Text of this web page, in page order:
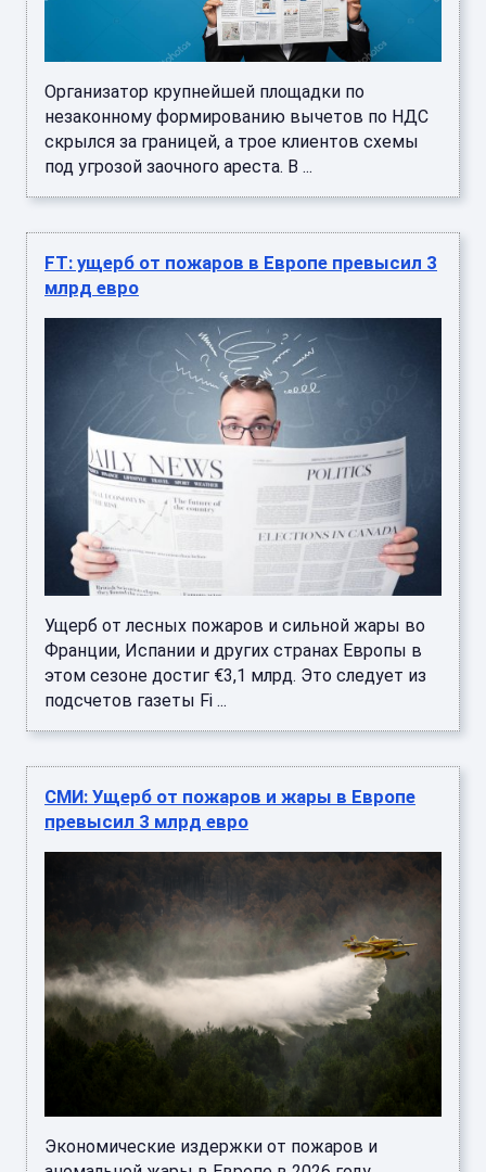
Организатор крупнейшей площадки по
незаконному формированию вычетов по НДС
скрылся за границей, а трое клиентов схемы
под угрозой заочного ареста. В ...
FT: ущерб от пожаров в Европе превысил 3
млрд евро
Ущерб от лесных пожаров и сильной жары во
Франции, Испании и других странах Европы в
этом сезоне достиг €3,1 млрд. Это следует из
подсчетов газеты Fi ...
СМИ: Ущерб от пожаров и жары в Европе
превысил 3 млрд евро
Экономические издержки от пожаров и